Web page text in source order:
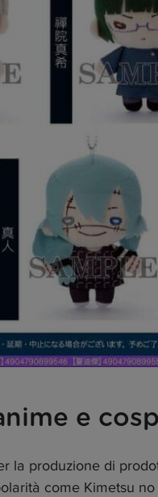
e
la produzione di
come Kimetsu